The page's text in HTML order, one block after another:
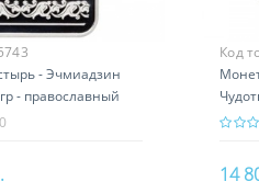
- Эчмиадзин
- православный
Код
14